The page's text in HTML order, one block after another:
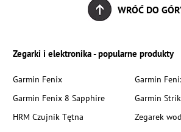
WRÓĆ DO
Zegarki i elektronika - popularne produkty
Garmin Fenix
Garmin
Garmin Fenix 8 Sapphire
Garmin
HRM Czujnik Tętna
Zegarek